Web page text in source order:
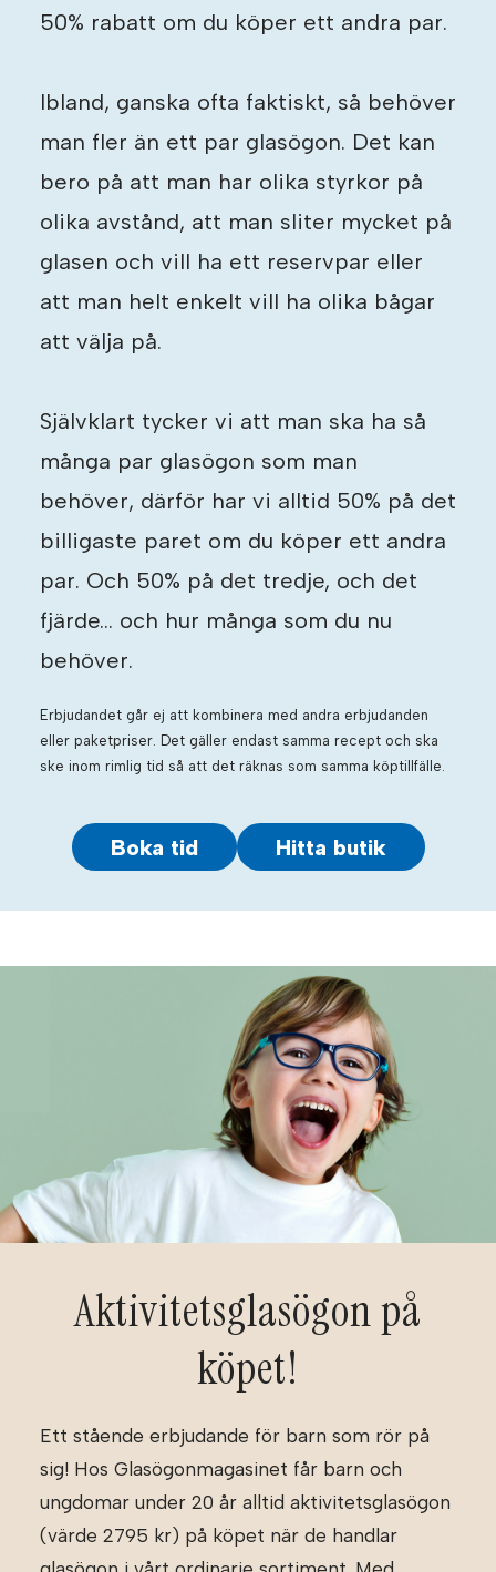
50% rabatt om du köper ett andra par.
Ibland, ganska ofta faktiskt, så behöver
man fler än ett par glasögon. Det kan
bero på att man har olika styrkor på
olika avstånd, att man sliter mycket på
glasen och vill ha ett reservpar eller
att man helt enkelt vill ha olika bågar
att välja på.
Självklart tycker vi att man ska ha så
många par glasögon som man
behöver, därför har vi alltid 50% på det
billigaste paret om du köper ett andra
par. Och 50% på det tredje, och det
fjärde… och hur många som du nu
behöver.
Erbjudandet går ej att kombinera med andra erbjudanden
eller paketpriser. Det gäller endast samma recept och ska
ske inom rimlig tid så att det räknas som samma köptillfälle.
Boka tid Hitta butik
Aktivitetsglasögon på
köpet!
Ett stående erbjudande för barn som rör på
sig! Hos Glasögonmagasinet får barn och
ungdomar under 20 år alltid aktivitetsglasögon
(värde 2795 kr) på köpet när de handlar